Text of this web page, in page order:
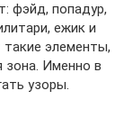
фэйд, попадур,
ежик и
элементы,
зона. Именно в
узоры.